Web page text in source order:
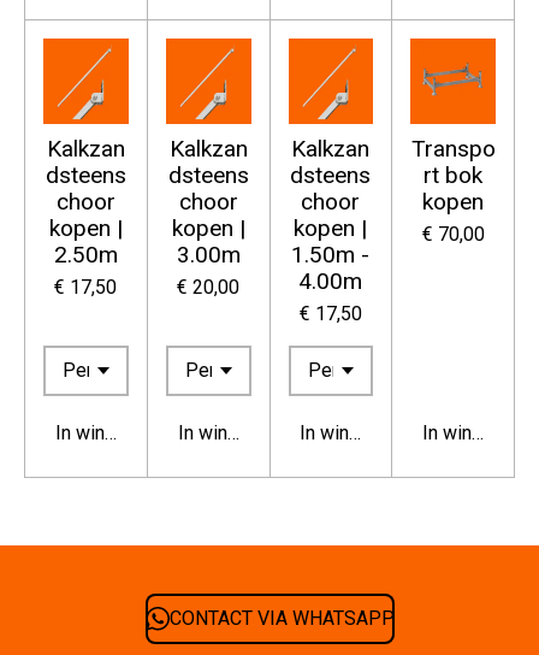
Kalkzan
dsteens
choor
kopen |
2.50m
€ 17,50
In winkelwagen
Kalkzan
dsteens
choor
kopen |
3.00m
€ 20,00
In winkelwagen
Kalkzan
dsteens
choor
kopen |
1.50m -
4.00m
€ 17,50
In winkelwagen
Transpo
rt bok
kopen
€ 70,00
In
CONTACT VIA WHATSAPP